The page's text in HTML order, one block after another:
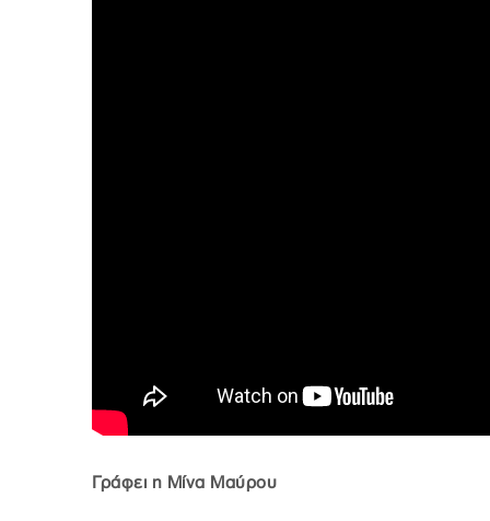
Γράφει η Μίνα Μαύρου